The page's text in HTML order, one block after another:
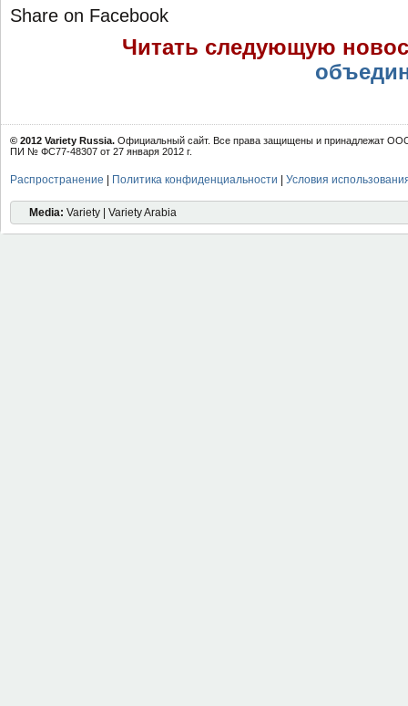
Share on Facebook
Читать следующую
© 2012 Variety Russia. Официальный сайт. Все права защищены и принадлежат
ПИ № ФС77-48307 от 27 января 2012 г.
Распространение Политика конфиденциальности Условия
Media: Variety | Variety Arabia